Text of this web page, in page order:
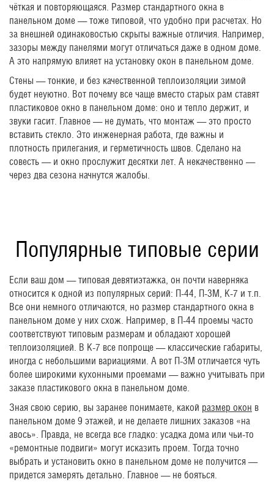
чёткая и повторяющаяся. Размер стандартного окна в
панельном доме — тоже типовой, что удобно при расчетах. Но
за внешней одинаковостью скрыты важные отличия. Например,
зазоры между панелями могут отличаться даже в одном доме.
А это напрямую влияет на установку окон в панельном доме.
Стены — тонкие, и без качественной теплоизоляции зимой
будет неуютно. Вот почему все чаще вместо старых рам ставят
пластиковое окно в панельном доме: оно и тепло держит, и
звуки гасит. Главное — не думать, что монтаж — это просто
вставить стекло. Это инженерная работа, где важны и
плотность прилегания, и герметичность швов. Сделано на
совесть — и окно прослужит десятки лет. А некачественно —
через два сезона начнутся жалобы.
Популярные типовые серии
Если ваш дом — типовая девятиэтажка, он почти наверняка
относится к одной из популярных серий: П-44, П-3М, К-7 и т.п.
Все они немного отличаются, но размер стандартного окна в
панельном доме у них схож. Например, в П-44 проемы часто
соответствуют типовым размерам и обладают хорошей
теплоизоляцией. В К-7 все попроще — классические габариты,
иногда с небольшими вариациями. А вот П-3М отличается чуть
более широкими кухонными проемами — важно учитывать при
заказе пластикового окна в панельном доме.
Зная свою серию, вы заранее понимаете, какой размер окон в
панельном доме 9 этажей, и не делаете лишних заказов «на
авось». Правда, не всегда все гладко: усадка дома или чьи-то
«ремонтные подвиги» могут исказить проем. Тогда точно
выбрать и установить окно в панельном доме не получится —
придется замерять детально. Главное — не бояться.